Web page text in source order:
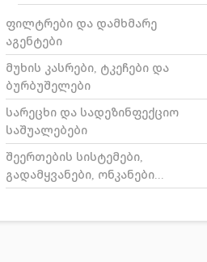
ფილტრები და დამხმარე
აგენტები
მუხის კასრები, ტკეჩები და
ბურბუშელები
სარეცხი და სადეზინფექციო
საშუალებები
შეერთების სისტემები,
გადამყვანები, ონკანები...